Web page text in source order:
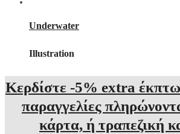
Underwater
Illustration
Κερδίστε -5% extra
παραγγελίες
κάρτα, ή τραπεζική